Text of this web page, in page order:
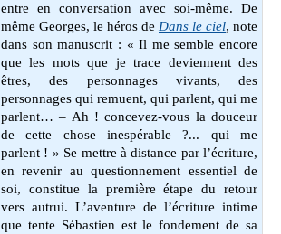
entre en conversation avec soi-même. De
même Georges, le héros de Dans le ciel, note
dans son manuscrit : « Il me semble encore
que les mots que je trace deviennent des
êtres, des personnages vivants, des
personnages qui remuent, qui parlent, qui me
parlent… – Ah ! concevez-vous la douceur
de cette chose inespérable ?... qui me
parlent ! » Se mettre à distance par l’écriture,
en revenir au questionnement essentiel de
soi, constitue la première étape du retour
vers autrui. L’aventure de l’écriture intime
que tente Sébastien est le fondement de sa